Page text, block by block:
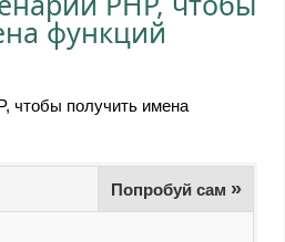
функций
чтобы получить имена
Попробуй сам »